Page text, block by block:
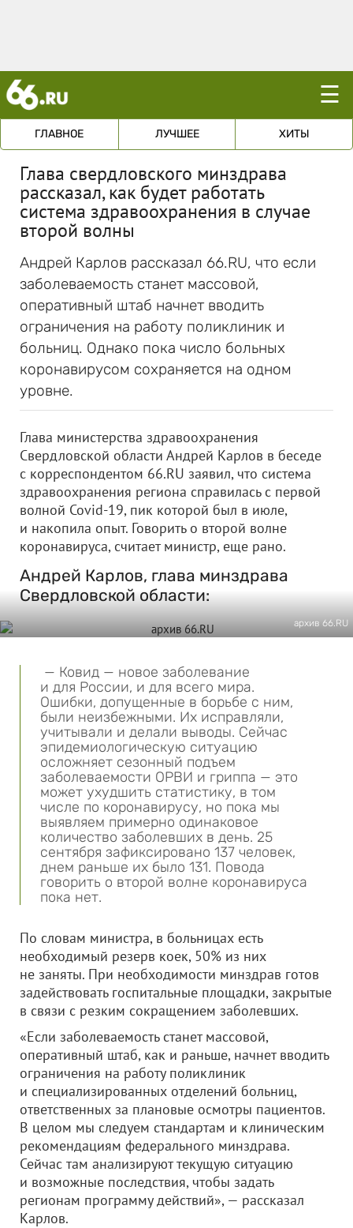
☰
ГЛАВНОЕ ЛУЧШЕЕ ХИТЫ
Глава свердловского минздрава
рассказал, как будет работать
система здравоохранения в случае
второй волны
Андрей Карлов рассказал 66.RU, что если
заболеваемость станет массовой,
оперативный штаб начнет вводить
ограничения на работу поликлиник и
больниц. Однако пока число больных
коронавирусом сохраняется на одном
уровне.
Глава министерства здравоохранения
Свердловской области Андрей Карлов в беседе
с корреспондентом 66.RU заявил, что система
здравоохранения региона справилась с первой
волной Covid-19, пик которой был в июле,
и накопила опыт. Говорить о второй волне
коронавируса, считает министр, еще рано.
Андрей Карлов, глава минздрава
Свердловской области:
архив 66.RU
— Ковид — новое заболевание
и для России, и для всего мира.
Ошибки, допущенные в борьбе с ним,
были неизбежными. Их исправляли,
учитывали и делали выводы. Сейчас
эпидемиологическую ситуацию
осложняет сезонный подъем
заболеваемости ОРВИ и гриппа — это
может ухудшить статистику, в том
числе по коронавирусу, но пока мы
выявляем примерно одинаковое
количество заболевших в день. 25
сентября зафиксировано 137 человек,
днем раньше их было 131. Повода
говорить о второй волне коронавируса
пока нет.
По словам министра, в больницах есть
необходимый резерв коек, 50% из них
не заняты. При необходимости минздрав готов
задействовать госпитальные площадки, закрытые
в связи с резким сокращением заболевших.
«Если заболеваемость станет массовой,
оперативный штаб, как и раньше, начнет вводить
ограничения на работу поликлиник
и специализированных отделений больниц,
ответственных за плановые осмотры пациентов.
В целом мы следуем стандартам и клиническим
рекомендациям федерального минздрава.
Сейчас там анализируют текущую ситуацию
и возможные последствия, чтобы задать
регионам программу действий», — рассказал
Карлов.